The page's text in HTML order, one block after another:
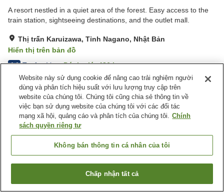
A resort nestled in a quiet area of the forest. Easy access to the
train station, sightseeing destinations, and the outlet mall.
Thị trấn Karuizawa, Tỉnh Nagano, Nhật Bản
Hiển thị trên bản đồ
4.4 Tuyệt vời Đánh giá:486lượt
Tiện nghi chỗ nghỉ
Bãi đỗ xe
Xông hơi
Spa / Salon
Hồ bơi
Nhật Bản Tỉnh Nagano
Thị trấn Karuizawa
Hotel Harvest Kyukaruizawa
Tìm phòng trống
Website này sử dụng cookie để nâng cao trải nghiệm người
dùng và phân tích hiệu suất với lưu lượng truy cập trên
website của chúng tôi. Chúng tôi cũng chia sẻ thông tin về
việc bạn sử dụng website của chúng tôi với các đối tác
mạng xã hội, quảng cáo và phân tích của chúng tôi. Chính
sách quyền riêng tư
Không bán thông tin cá nhân của tôi
Chấp nhận tất cả